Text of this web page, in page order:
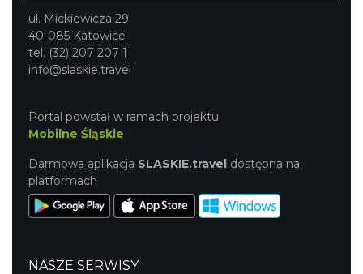
ul. Mickiewicza 29
40-085 Katowice
tel. (32) 207 207 1
info@slaskie.travel
Portal powstał w ramach projektu
Mobilne Śląskie
Darmowa aplikacja SLASKIE.travel dostępna na
platformach
NASZE SERWISY